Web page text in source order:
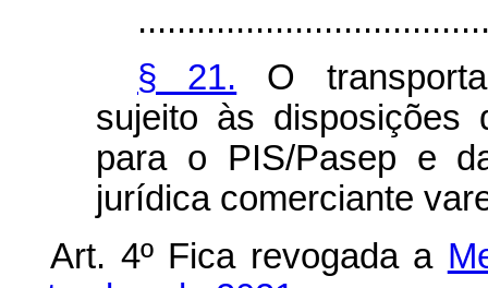
§ 21. O
sujeito às disposições
para o PIS/Pasep e
jurídica comerciante
Art. 4º Fica revogada a